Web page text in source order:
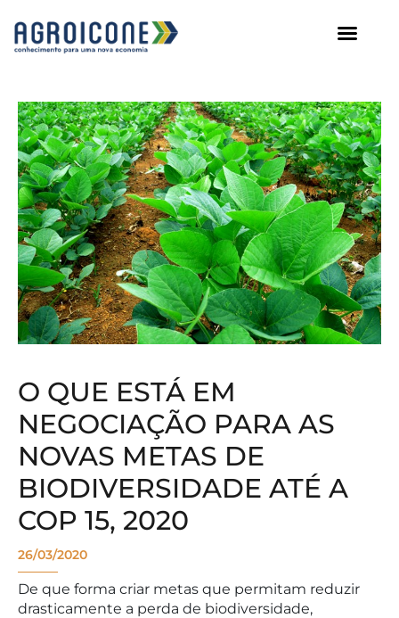
O QUE ESTÁ EM
NEGOCIAÇÃO PARA AS
NOVAS METAS DE
BIODIVERSIDADE ATÉ A
COP 15, 2020
26/03/2020
De que forma criar metas que permitam reduzir
drasticamente a perda de biodiversidade,